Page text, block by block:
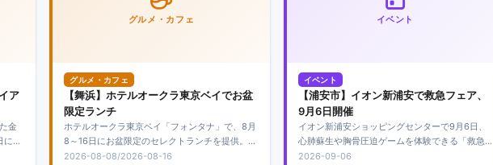
ア
金
開
ス
グルメ・カフェ
グルメ・カフェ
【舞浜】ホテルオークラ東京ベイでお盆
限定ランチ
ホテルオークラ東京ベイ「フォンタナ」で、8月
8～16日にお盆限定のセレクトランチを提供。料
金は5,400円からで、ローストビーフなどのメイ
2026-08-08/2026-08-16
イベント
イベント
【浦安市】イオン新浦安で救急フェア、
9月6日開催
イオン新浦安ショッピングセンターで9月6日、
心肺蘇生や胸骨圧迫ゲームを体験できる「救急
フェア」を開催。参加無料・申込不要で、消防
2026-09-06